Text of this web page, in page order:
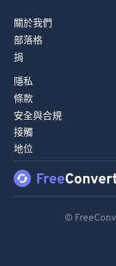
關於我們
部落格
捐
隱私
條款
安全與合規
接觸
地位
©